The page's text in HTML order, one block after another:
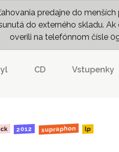
predajne do
do externého skladu.
overili na telefónnom čísle
CD Vstupenky
2012 supraphon lp